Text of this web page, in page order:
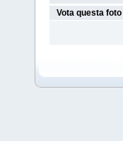
Vota questa foto